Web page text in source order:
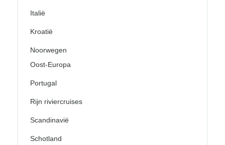
Italië
Kroatië
Noorwegen
Oost-Europa
Portugal
Rijn riviercruises
Scandinavië
Schotland